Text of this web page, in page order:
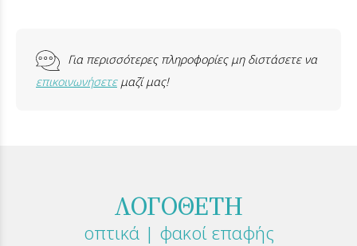
Για περισσότερες πληροφορίες μη διστάσετε να
επικοινωνήσετεμαζί μας!
ΛΟΓΟΘΕΤΗ
οπτικά | φακοί επαφής